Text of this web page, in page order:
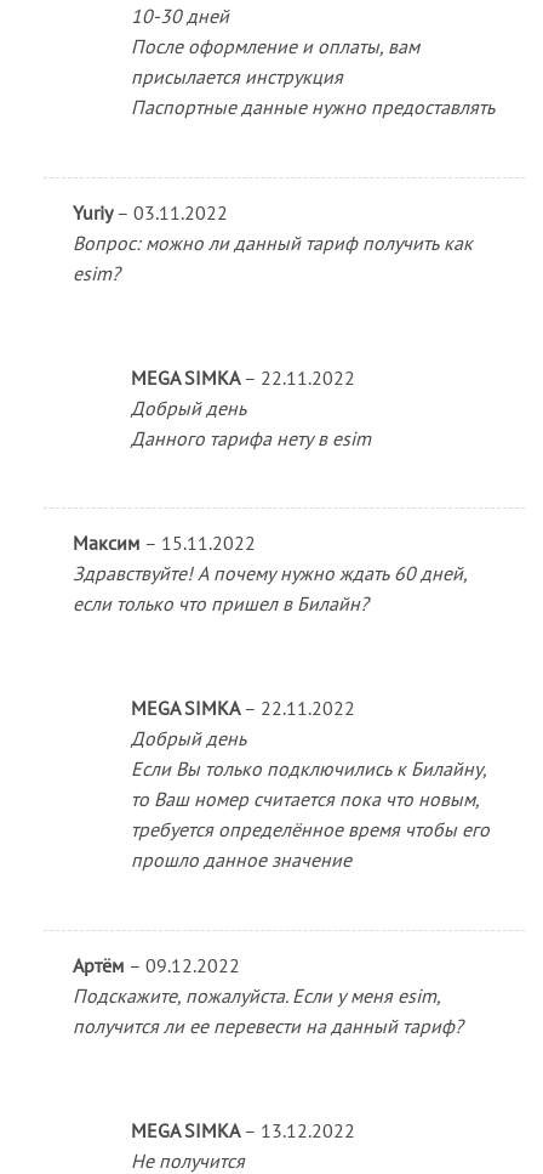
10-30 дней
После оформление и оплаты, вам
присылается инструкция
Паспортные данные нужно предоставлять
Yuriy – 03.11.2022
Вопрос: можно ли данный тариф получить как
esim?
MEGA SIMKA – 22.11.2022
Добрый день
Данного тарифа нету в esim
Максим – 15.11.2022
Здравствуйте! А почему нужно ждать 60 дней,
если только что пришел в Билайн?
MEGA SIMKA – 22.11.2022
Добрый день
Если Вы только подключились к Билайну,
то Ваш номер считается пока что новым,
требуется определённое время чтобы его
прошло данное значение
Артём – 09.12.2022
Подскажите, пожалуйста. Если у меня esim,
получится ли ее перевести на данный тариф?
MEGA SIMKA – 13.12.2022
Не получится